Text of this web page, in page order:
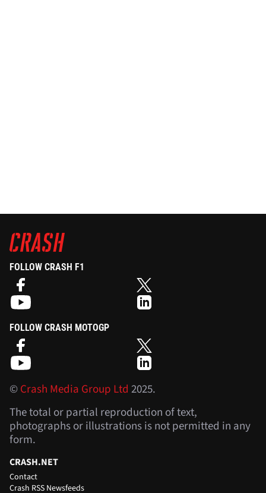
FOLLOW CRASH F1
FOLLOW CRASH MOTOGP
©Crash Media Group Ltd 2025.
The total or partial reproduction of text,
photographs or illustrations is not permitted in any
form.
CRASH.NET
Contact
Crash RSS Newsfeeds